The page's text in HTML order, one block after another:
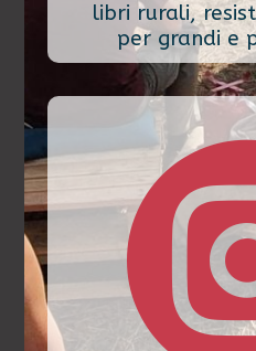
libri rurali,
per grandi e